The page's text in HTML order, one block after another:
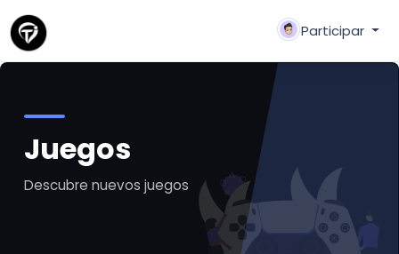
Participar
Juegos
Descubre nuevos juegos